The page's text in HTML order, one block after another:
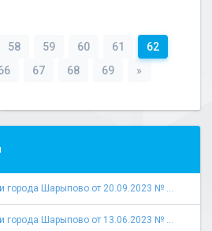
58 59 60 61
62
67 68 69 »
города Шарыпово от 20.09.2023 № ...
города Шарыпово от 13.06.2023 № ...